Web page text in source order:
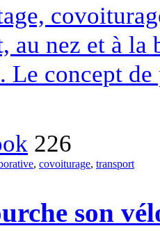
au nez et à la
Le concept
226
, covoiturage, transport
son